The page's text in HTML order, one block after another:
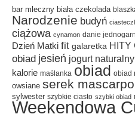
bar mleczny biała czekolada
Narodzenie budyń
ciążowa cynamon danie
Dzień Matki fit galaretka HITY
obiad jesień jogurt naturalny
kalorie maślanka obiad obiad
owsiane serek
sylwester szybkie ciasto szybki obiad
Weekendowa